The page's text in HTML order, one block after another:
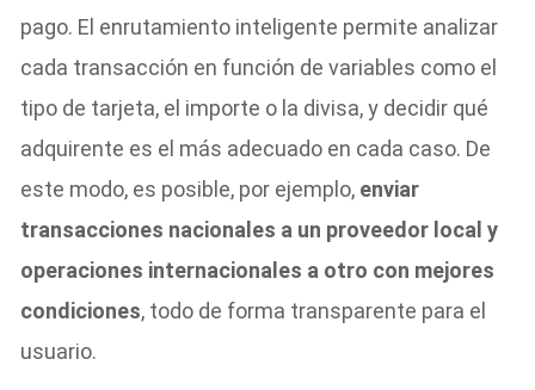
pago. El enrutamiento inteligente permite analizar
cada transacción en función de variables como el
tipo de tarjeta, el importe o la divisa, y decidir qué
adquirente es el más adecuado en cada caso. De
este modo, es posible, por ejemplo, enviar
transacciones nacionales a un proveedor local y
operaciones internacionales a otro con mejores
condiciones, todo de forma transparente para el
usuario.